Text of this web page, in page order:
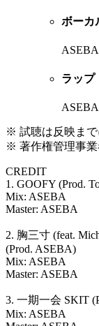
ボーカ
ASEBA
ラップ
ASEBA
※ 試聴は反映まで
※ 著作権管理事業
CREDIT
1. GOOFY (Prod.
Mix: ASEBA
Master: ASEBA
2. 胸三寸 (feat.
(Prod. ASEBA)
Mix: ASEBA
Master: ASEBA
3. 一期一会 SKIT
Mix: ASEBA